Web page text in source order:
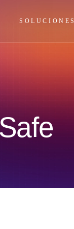
SOLUCIONES